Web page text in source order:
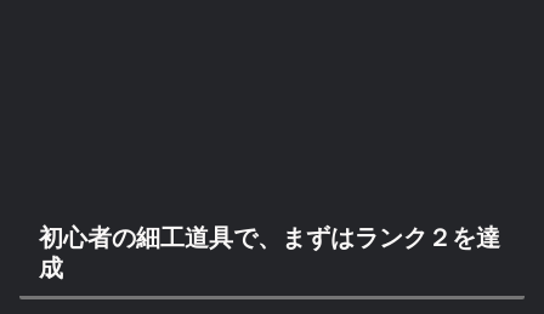
初心者の細工道具で、まずはランク２を達
成